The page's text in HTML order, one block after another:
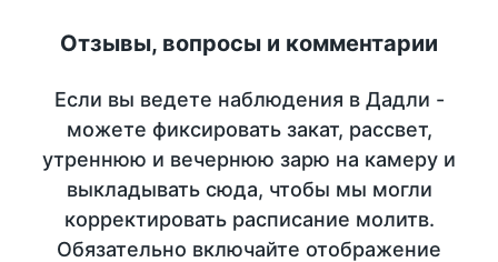
Отзывы, вопросы и комментарии
Если вы ведете наблюдения в Дадли -
можете фиксировать закат, рассвет,
утреннюю и вечернюю зарю на камеру и
выкладывать сюда, чтобы мы могли
корректировать расписание молитв.
Обязательно включайте отображение